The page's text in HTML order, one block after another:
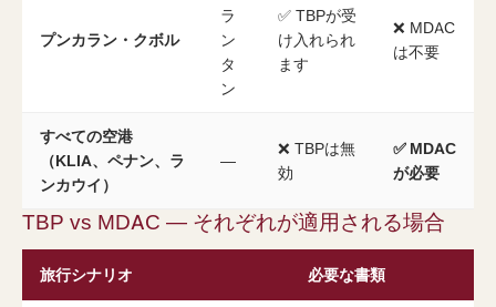
プンカラン・クボル
ラ
ン
タ
ン
✅ TBPが受
け入れられ
ます
❌ MDAC
は不要
すべての空港
（KLIA、ペナン、ラ
ンカウイ）
—
❌ TBPは無
効
✅ MDAC
が必要
TBP vs MDAC — それぞれが適用される場合
旅行シナリオ 必要な書類